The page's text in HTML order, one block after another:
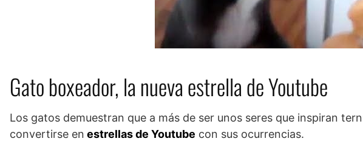
Gato boxeador, la nueva estrella de Youtube
Los gatos demuestran que a más de ser unos seres que inspiran
convertirse en estrellas de Youtube con sus ocurrencias.